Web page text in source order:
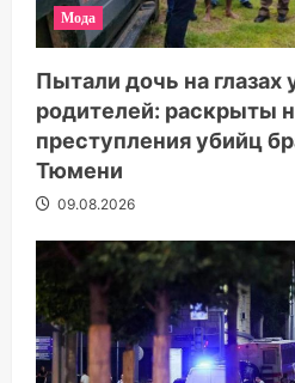
Мода
Пытали дочь на глазах
родителей: раскрыты
преступления убийц
Тюмени
09.08.2026